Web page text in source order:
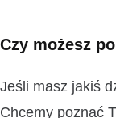
Czy możesz
Jeśli masz jakiś
Chcemy poznać